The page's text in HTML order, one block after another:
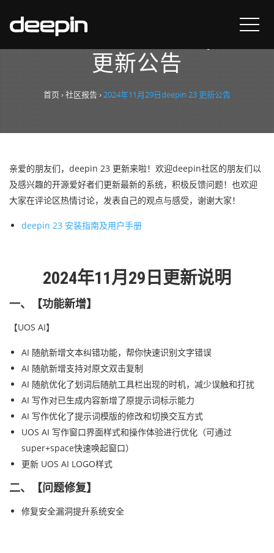
2024年11月29日deepin 23
更新公告
首页›社区报告›2024年11月29日deepin 23 更新公告
亲爱的朋友们，deepin 23 更新来啦！欢迎deepin社区的朋友们以
及感兴趣的开源爱好者们更新最新的系统，积极反馈问题！也欢迎
大家在评论区热情讨论，发表自己的观点与感受，谢谢大家！
deepin 23 安装指南及用户手册
2024年11月29日更新说明
一、【功能新增】
【UOS AI】
AI 随航新增文本纠错功能，帮你快速识别文字错误
AI 随航新增支持对原文双击复制
AI 随航优化了划词后随航工具栏出现的时机，减少误触和打扰
AI 写作对已生成内容新增了原提示词标示能力
AI 写作优化了提示词模版的修改和切换交互方式
UOS AI 写作窗口界面样式和操作体验进行优化（可通过
super+space快速唤起窗口）
更新 UOS AI LOGO样式
二、【问题修复】
修复安全漏洞提升系统安全